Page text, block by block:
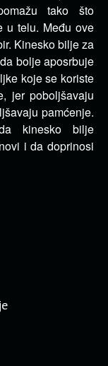
tako što
u telu. Među ove
Kinesko bilje za
bolje aposrbuje
koje se koriste
jer poboljšavaju
pamćenje.
kinesko bilje
i da doprinosi